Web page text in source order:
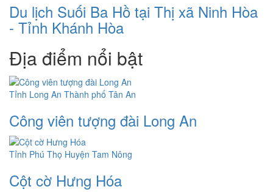
Du lịch Suối Ba Hồ tại Thị xã Ninh Hòa
- Tỉnh Khánh Hòa
Địa điểm nổi bật
Tỉnh Long An Thành phố Tân An
Công viên tượng đài Long An
Tỉnh Phú Thọ Huyện Tam Nông
Cột cờ Hưng Hóa